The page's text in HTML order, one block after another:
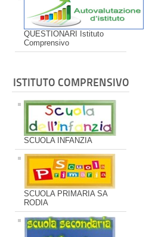
QUESTIONARI Istituto
Comprensivo
ISTITUTO COMPRENSIVO
SCUOLA INFANZIA
SCUOLA PRIMARIA SA
RODIA